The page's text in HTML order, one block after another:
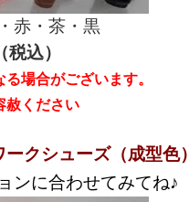
赤・茶・黒
込）
場合がございます。
赦ください
クシューズ（成型色）
ンに合わせてみてね♪